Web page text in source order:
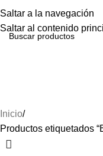
Saltar a la navegación
Saltar al contenido
Menú
Inicio
Productos etiquetados